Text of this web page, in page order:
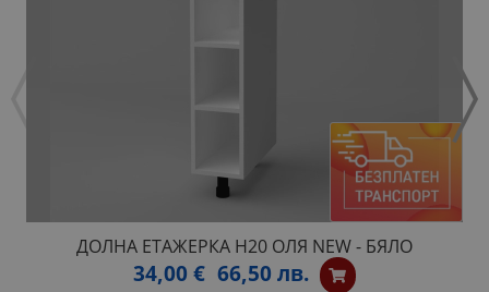
ДОЛНА ЕТАЖЕРКА Н20 ОЛЯ NEW - БЯЛО
34,00 € 66,50 лв.